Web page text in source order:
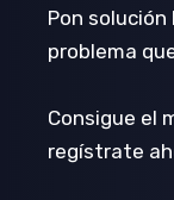
Pon solución
problema
Consigue el
regístrate